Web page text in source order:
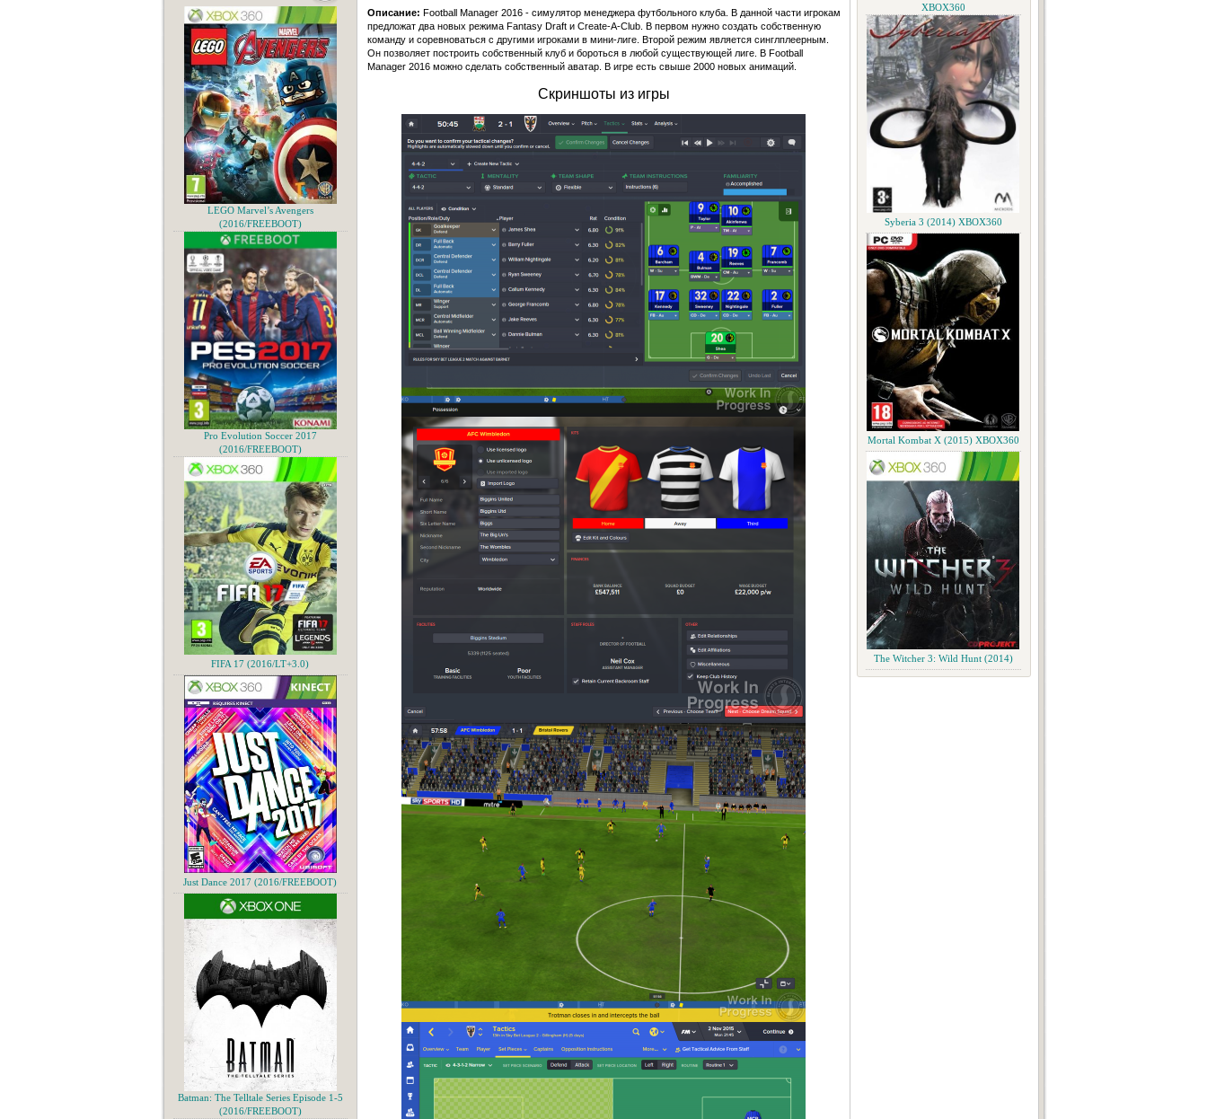
XBOX360
Syberia 3 (2014) XBOX360
Mortal Kombat X (2015) XBOX360
The Witcher 3: Wild Hunt (2014)
Описание: Football Manager 2016 - симулятор менеджера футбольного клуба. В данной части игрокам
предложат два новых режима Fantasy Draft и Create-A-Club. В первом нужно создать собственную
команду и соревноваться с другими игроками в мини-лиге. Второй режим является синглплеерным.
Он позволяет построить собственный клуб и бороться в любой существующей лиге. В Football
Manager 2016 можно сделать собственный аватар. В игре есть свыше 2000 новых анимаций.
Скриншоты из игры
LEGO Marvel’s Avengers
(2016/FREEBOOT)
Pro Evolution Soccer 2017
(2016/FREEBOOT)
FIFA 17 (2016/LT+3.0)
Just Dance 2017 (2016/FREEBOOT)
Batman: The Telltale Series Episode 1-5
(2016/FREEBOOT)